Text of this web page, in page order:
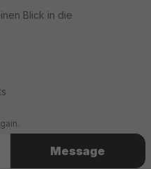
Blick in die
Message